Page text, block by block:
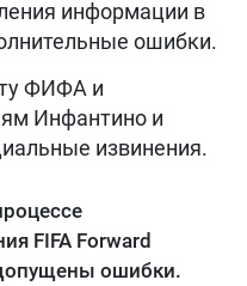
информации в
ошибки.
ФИФА и
Инфантино и
извинения.
FIFA Forward
ошибки.